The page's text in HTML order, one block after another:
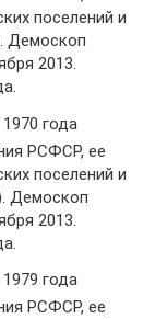
поселений и
Демоскоп
2013.
года
РСФСР, ее
поселений и
Демоскоп
2013.
года
РСФСР, ее